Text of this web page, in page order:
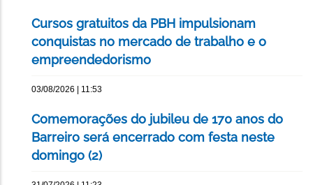
Cursos gratuitos da PBH impulsionam
conquistas no mercado de trabalho e o
empreendedorismo
03/08/2026 | 11:53
Comemorações do jubileu de 170 anos do
Barreiro será encerrado com festa neste
domingo (2)